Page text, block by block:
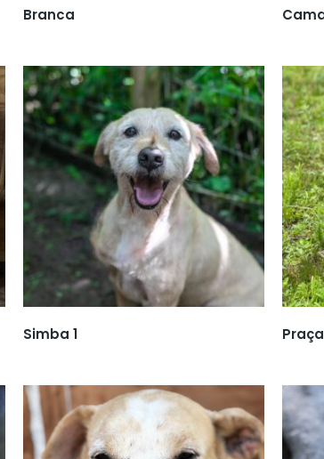
Branca
Simba 1 Praça